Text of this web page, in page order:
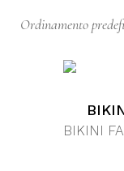
Ordinamento
BIKINI